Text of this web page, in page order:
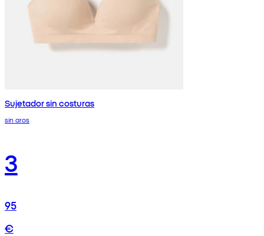
Sujetador sin costuras
sin aros
3
95
€